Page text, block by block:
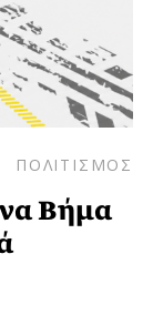
ΠΟΛΙΤΙΣΜΟΣ
Βήμα